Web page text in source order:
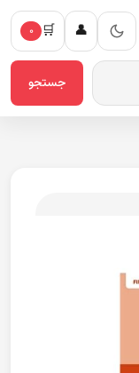
جستجو
👤
🛒 ۰